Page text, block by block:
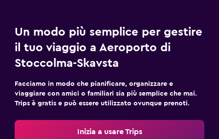
Un modo più semplice per gestire
il tuo viaggio a Aeroporto di
Stoccolma-Skavsta
Facciamo in modo che pianificare, organizzare e
viaggiare con amici o familiari sia più semplice che mai.
Trips è gratis e può essere utilizzato ovunque prenoti.
Inizia a usare Trips